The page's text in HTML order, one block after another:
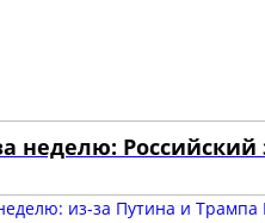
неделю: